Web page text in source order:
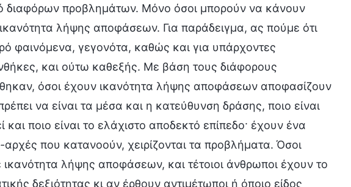
διαφόρων προβλημάτων. Μόνο όσοι μπορούν να κάνουν
λήψης αποφάσεων. Για παράδειγμα, ας πούμε ότι
φαινόμενα, γεγονότα, καθώς και για υπάρχοντες
και ούτω καθεξής. Με βάση τους διάφορους
όσοι έχουν ικανότητα λήψης αποφάσεων αποφασίζουν
να είναι τα μέσα και η κατεύθυνση δράσης, ποιο είναι
ποιο είναι το ελάχιστο αποδεκτό επίπεδο· έχουν ένα
που κατανοούν, χειρίζονται τα προβλήματα. Όσοι
λήψης αποφάσεων, και τέτοιοι άνθρωποι έχουν το
δεξιότητας κι αν έρθουν αντιμέτωποι ή όποιο είδος